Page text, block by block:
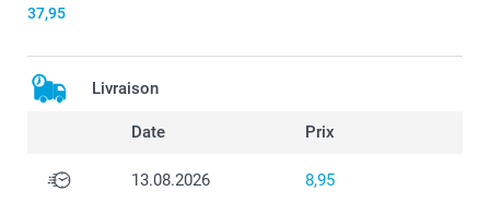
37,95
Livraison
Date Prix
13.08.2026 8,95